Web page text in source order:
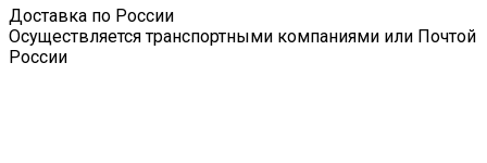
Доставка по России
Осуществляется транспортными компаниями или Почтой
России